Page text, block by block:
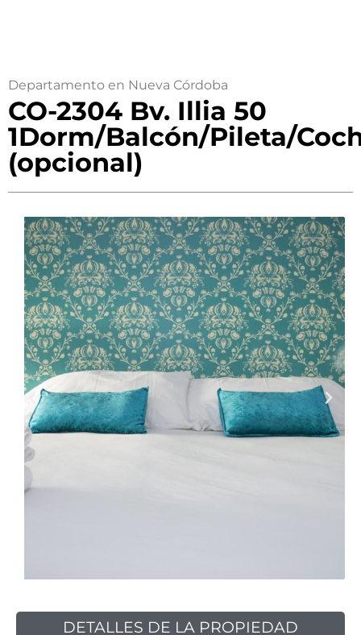
Departamento en Nueva Córdoba
CO-2304 Bv. Illia 50
1Dorm/Balcón/Pileta/
(opcional)
DETALLES DE LA PROPIEDAD